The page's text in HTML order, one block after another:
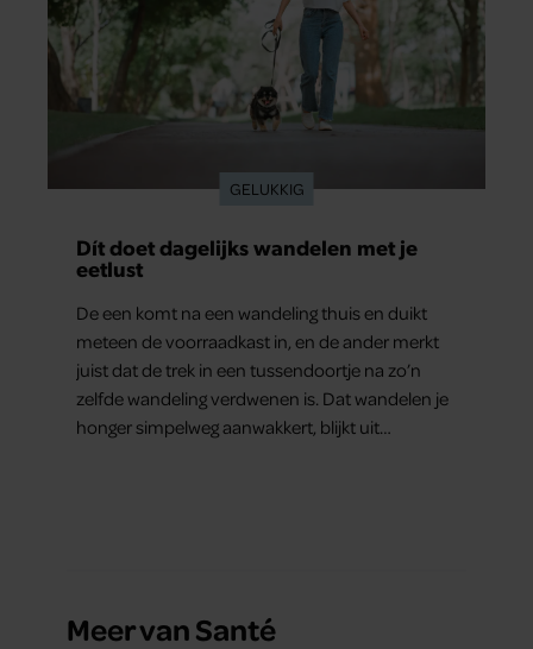
GELUKKIG
Dít doet dagelijks wandelen met je
eetlust
De een komt na een wandeling thuis en duikt
meteen de voorraadkast in, en de ander merkt
juist dat de trek in een tussendoortje na zo’n
zelfde wandeling verdwenen is. Dat wandelen je
honger simpelweg aanwakkert, blijkt uit
Meer van Santé